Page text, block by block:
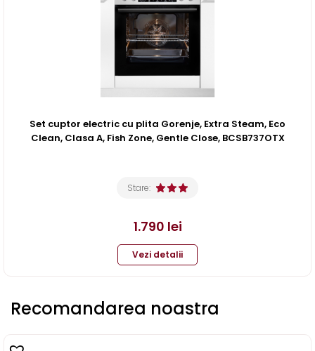
Set cuptor electric cu plita Gorenje, Extra Steam, Eco
Clean, Clasa A, Fish Zone, Gentle Close, BCSB737OTX
Stare:
1.790 lei
Vezi detalii
Recomandarea noastra